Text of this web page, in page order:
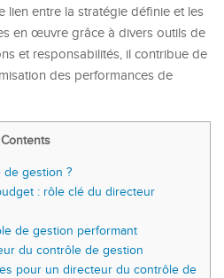
lien entre la stratégie définie et les
en œuvre grâce à divers outils de
et responsabilités, il contribue de
des performances de
Contents
de gestion ?
: rôle clé du directeur
de gestion performant
du contrôle de gestion
pour un directeur du contrôle de